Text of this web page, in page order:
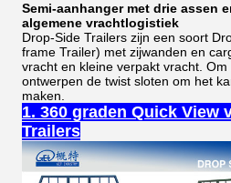
Semi-aanhanger met drie assen
algemene vrachtlogistiek
Drop-Side Trailers zijn een soort
frame Trailer) met zijwanden en
vracht en kleine verpakt vracht.
ontwerpen de twist sloten om het
maken.
1. 360 graden Quick View
Trailers